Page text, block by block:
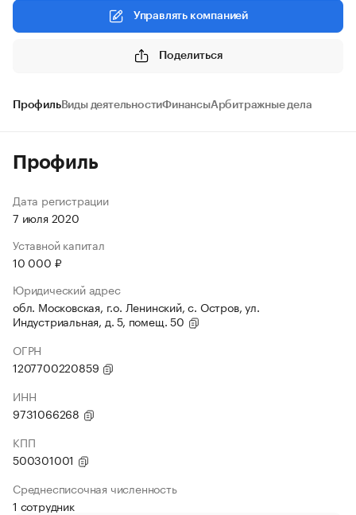
Управлять компанией
Поделиться
ПрофильВиды деятельностиФинансыАрбитражные дела
Профиль
Дата регистрации
7 июля 2020
Уставной капитал
10 000 ₽
Юридический адрес
обл. Московская, г.о. Ленинский, с. Остров, ул.
Индустриальная, д. 5, помещ. 50
ОГРН
1207700220859
ИНН
9731066268
КПП
500301001
Среднесписочная численность
1 сотрудник